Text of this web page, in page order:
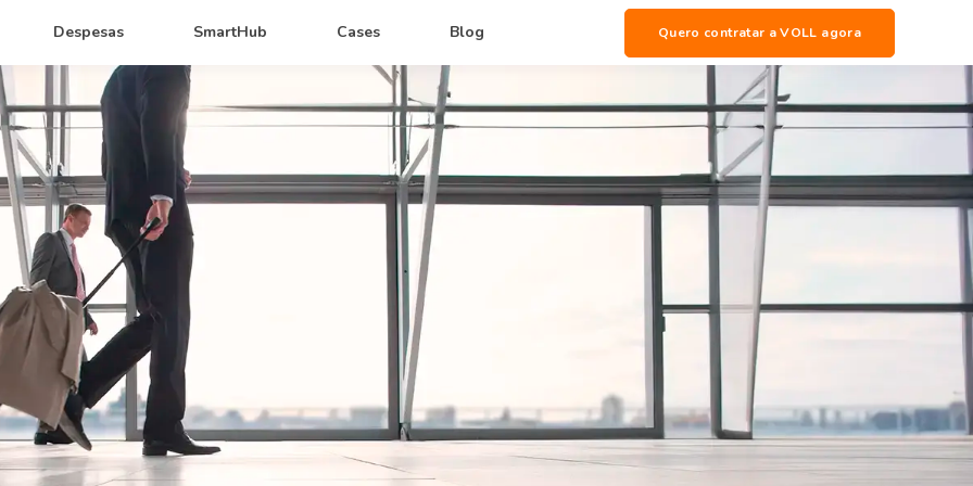
Despesas SmartHub Cases Blog Quero contratar a VOLL agora